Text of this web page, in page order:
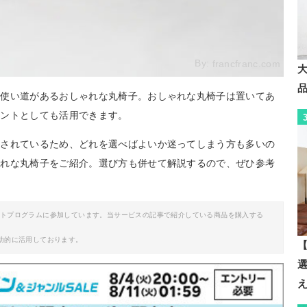
By:
い道があるおしゃれな丸椅子。おしゃれな丸椅子は置いてあ
トとしても活用できます。
れているため、どれを選べばよいか迷ってしまう方も多いの
な丸椅子をご紹介。選び方も併せて解説するので、ぜひ参考
ログラムに参加しています。当サービスの記事で紹介している商品を購入する
に活用しております。